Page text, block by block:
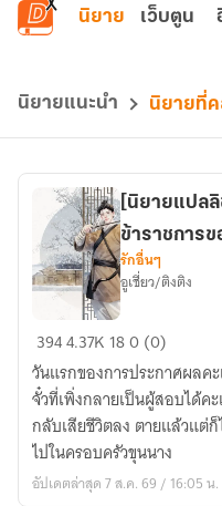
ข้ามไปยังเนื้อหาหลัก
นิยาย เว็บตูน
นิยายแนะนำ นิยายที่ค
[นิยาย
แปล
ลิขสิทธิ์]
บันทึก
สอบ
ข้าราชการ
ของ
[นิยายแปล
ข้าราชการ
รักอื่นๆ
อูเชี่ยว/ติงติง
3944.37K 180 (0)
วันแรกของการประกาศผลค
จั๋วที่เพิ่งกลายเป็นผู้สอบได้
กลับเสียชีวิตลง ตายแล้วแต่
ไปในครอบครัวขุนนาง
อัปเดตล่าสุด 7 ส.ค. 69 / 16:05 น.